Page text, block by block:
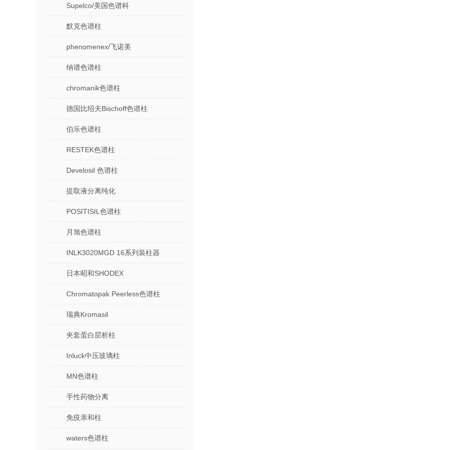
Supelco/美国色谱科
默克色谱柱
phenomenex/飞诺美
纳谱色谱柱
chromanik色谱柱
德国比绍夫Bischoff色谱柱
伯乐色谱柱
RESTEK色谱柱
Develosil 色谱柱
提取液分离纯化
POSITISIL色谱柱
月旭色谱柱
INLK3020MGD 16系列装柱器
日本昭和SHODEX
Chromatopak Peerless色谱柱
瑞典Kromasil
夹套蛋白层析柱
Inluck中压玻璃柱
MN色谱柱
手性药物分离
免疫亲和柱
waters色谱柱